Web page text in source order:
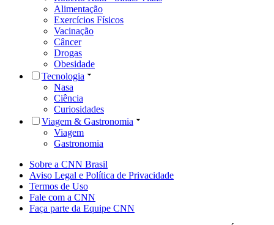
Alimentação
Exercícios Físicos
Vacinação
Câncer
Drogas
Obesidade
Tecnologia
Nasa
Ciência
Curiosidades
Viagem & Gastronomia
Viagem
Gastronomia
Sobre a CNN Brasil
Aviso Legal e Política de Privacidade
Termos de Uso
Fale com a CNN
Faça parte da Equipe CNN